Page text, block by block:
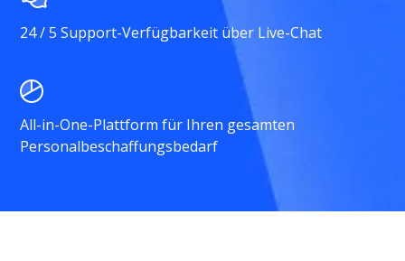
24 / 5 Support-Verfügbarkeit über Live-Chat
All-in-One-Plattform für Ihren gesamten
Personalbeschaffungsbedarf